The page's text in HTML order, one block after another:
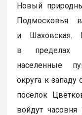
Новый
Подмосковья
и Шаховская.
в пределах
населенные
округа к
поселок
войдут